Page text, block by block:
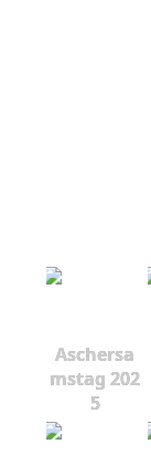
Aschersa
mstag 202
5